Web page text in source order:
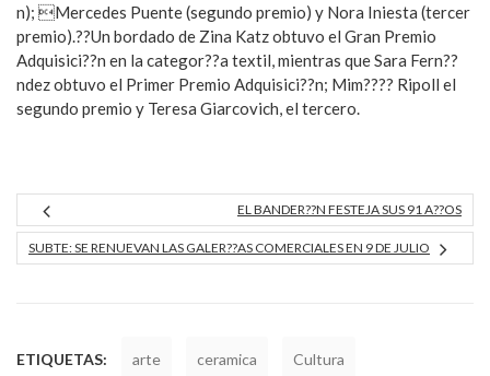
n); Mercedes Puente (segundo premio) y Nora Iniesta (tercer
premio).??Un bordado de Zina Katz obtuvo el Gran Premio
Adquisici??n en la categor??a textil, mientras que Sara Fern??
ndez obtuvo el Primer Premio Adquisici??n; Mim???? Ripoll el
segundo premio y Teresa Giarcovich, el tercero.
EL BANDER??N FESTEJA SUS 91 A??OS
SUBTE: SE RENUEVAN LAS GALER??AS COMERCIALES EN 9 DE JULIO
ETIQUETAS: arte ceramica Cultura